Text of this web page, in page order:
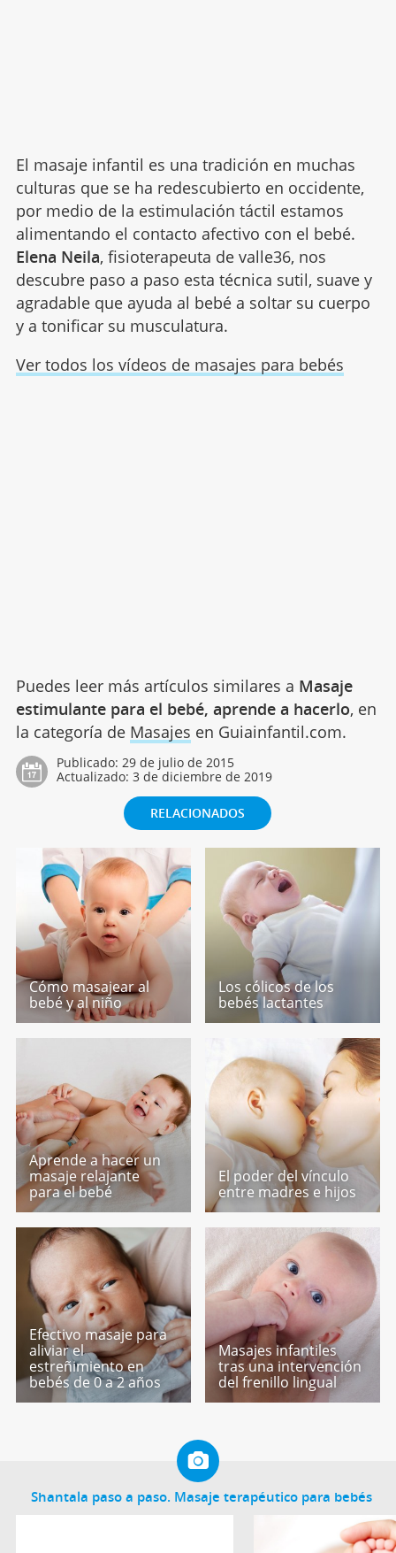
El masaje infantil es una tradición en muchas
culturas que se ha redescubierto en occidente,
por medio de la estimulación táctil estamos
alimentando el contacto afectivo con el bebé.
Elena Neila, fisioterapeuta de valle36, nos
descubre paso a paso esta técnica sutil, suave y
agradable que ayuda al bebé a soltar su cuerpo
y a tonificar su musculatura.
Ver todos los vídeos de masajes para bebés
Puedes leer más artículos similares a Masaje
estimulante para el bebé, aprende a hacerlo, en
la categoría de Masajes en Guiainfantil.com.
Publicado: 29 de julio de 2015
Actualizado: 3 de diciembre de 2019
RELACIONADOS
Cómo masajear al
bebé y al niño
Los cólicos de los
bebés lactantes
Aprende a hacer un
masaje relajante
para el bebé
El poder del vínculo
entre madres e hijos
Efectivo masaje para
aliviar el
estreñimiento en
bebés de 0 a 2 años
Masajes infantiles
tras una intervención
del frenillo lingual
Shantala paso a paso. Masaje terapéutico para bebés